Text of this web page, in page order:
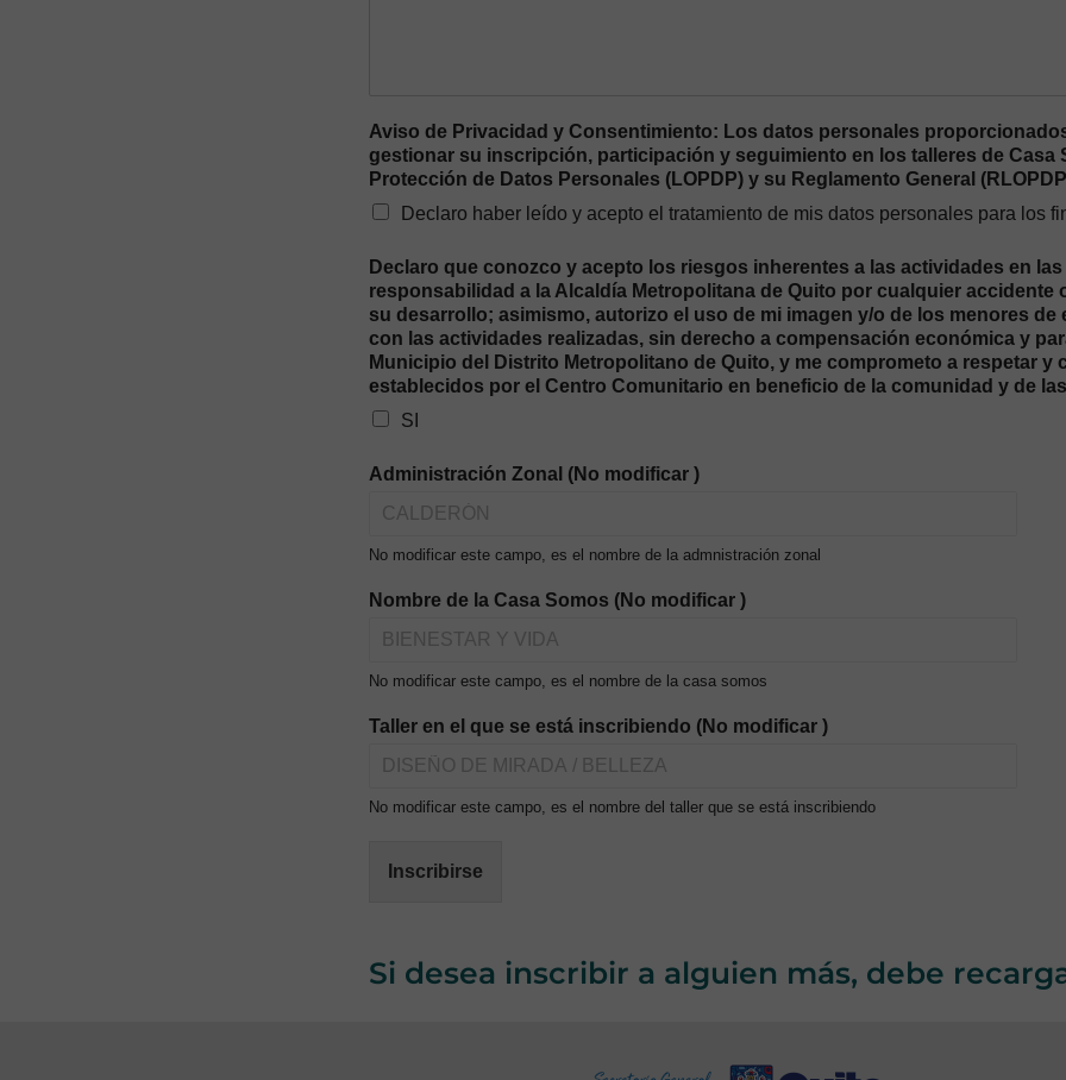
Aviso de Privacidad y Consentimiento: Los datos personales
gestionar su inscripción, participación y seguimiento en los talleres de Casa
Protección de Datos Personales (LOPDP) y su Reglamento General
Declaro haber leído y acepto el tratamiento de mis datos personales para los
Declaro que conozco y acepto los riesgos inherentes a las actividades en
responsabilidad a la Alcaldía Metropolitana de Quito por cualquier
su desarrollo; asimismo, autorizo el uso de mi imagen y/o de los menores
con las actividades realizadas, sin derecho a compensación económica y
Municipio del Distrito Metropolitano de Quito, y me comprometo a respetar
establecidos por el Centro Comunitario en beneficio de la comunidad y de
SI
Administración Zonal (No modificar )
No modificar este campo, es el nombre de la admnistración zonal
Nombre de la Casa Somos (No modificar )
No modificar este campo, es el nombre de la casa somos
Taller en el que se está inscribiendo (No modificar )
No modificar este campo, es el nombre del taller que se está inscribiendo
Inscribirse
Si desea inscribir a alguien más, debe